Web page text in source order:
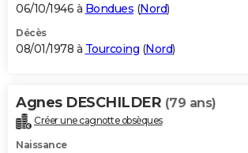
06/10/1946 à Bondues (Nord)
Décès
08/01/1978 à Tourcoing (Nord)
Agnes DESCHILDER (79 ans)
Créer une cagnotte obsèques
Naissance